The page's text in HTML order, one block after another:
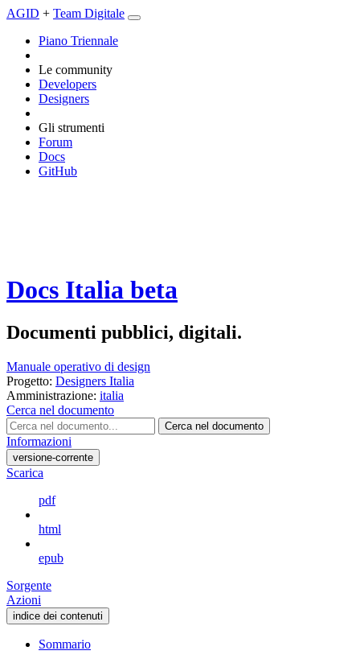
AGID + Team Digitale
Piano Triennale
Le community
Developers
Designers
Gli strumenti
Forum
Docs
GitHub
Docs Italia beta
Documenti pubblici, digitali.
Manuale operativo di design
Progetto: Designers Italia
Amministrazione: italia
Cerca nel documento
Cerca nel documento
Informazioni
versione-corrente
Scarica
pdf
html
epub
Sorgente
Azioni
indice dei contenuti
Sommario